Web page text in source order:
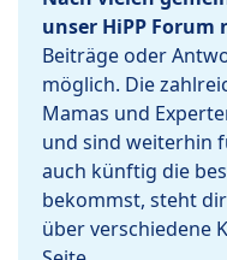
unser HiPP
Beiträge oder
möglich. Die
Mamas und
und sind weiterhin
auch künftig die
bekommst, steht
über verschiedene